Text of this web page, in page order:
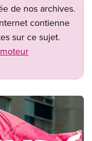
de nos archives.
contienne
sur ce sujet.